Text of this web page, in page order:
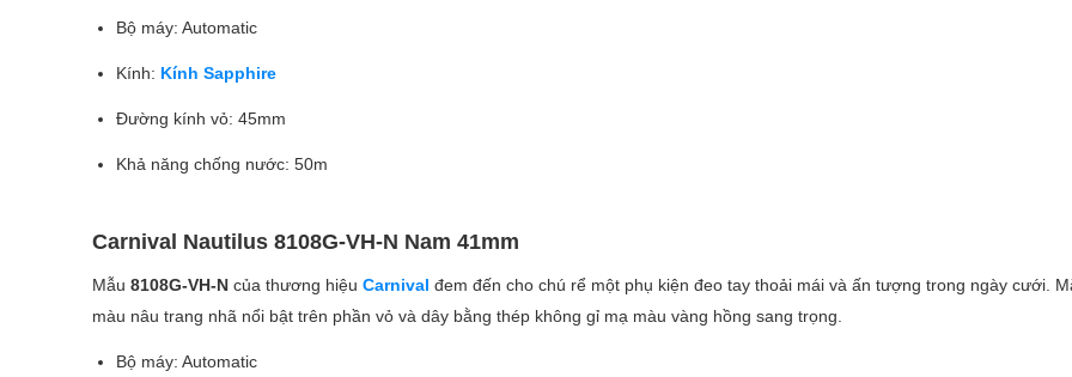
Bộ máy: Automatic
Kính: Kính Sapphire
Đường kính vỏ: 45mm
Khả năng chống nước: 50m
Carnival Nautilus 8108G-VH-N Nam 41mm
Mẫu 8108G-VH-N của thương hiệu Carnival đem đến cho chú rể một phụ kiện đeo tay thoải mái và ấn tượng trong ngày cưới.
màu nâu trang nhã nổi bật trên phần vỏ và dây bằng thép không gỉ mạ màu vàng hồng sang trọng.
Bộ máy: Automatic